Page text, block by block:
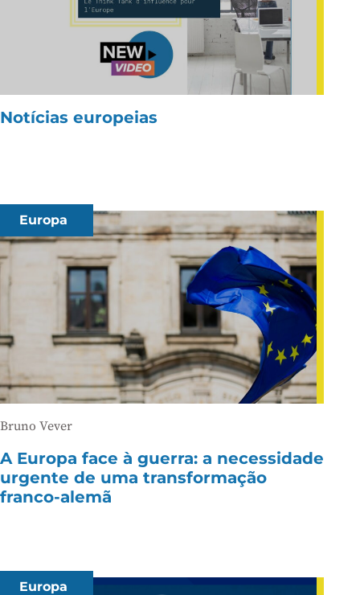
Notícias europeias
Europa
Bruno Vever
A Europa face à guerra: a necessidade
urgente de uma transformação
franco-alemã
Europa